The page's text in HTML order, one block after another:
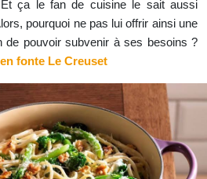
ça le fan de cuisine le sait aussi
pourquoi ne pas lui offrir ainsi une
de pouvoir subvenir à ses besoins ?
fonte Le Creuset